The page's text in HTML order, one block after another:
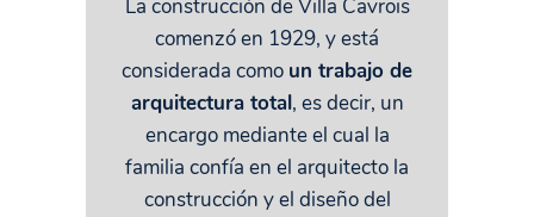
La construcción de Villa Cavrois
comenzó en 1929, y está
considerada como un trabajo de
arquitectura total, es decir, un
encargo mediante el cual la
familia confía en el arquitecto la
construcción y el diseño del